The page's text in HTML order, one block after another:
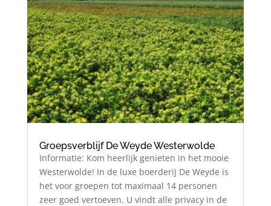
Groepsverblijf De Weyde Westerwolde
Informatie: Kom heerlijk genieten in het mooie
Westerwolde! In de luxe boerderij De Weyde is
het voor groepen tot maximaal 14 personen
zeer goed vertoeven. U vindt alle privacy in de